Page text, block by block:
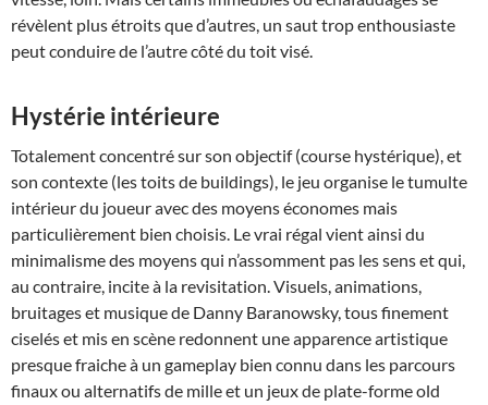
révèlent plus étroits que d’autres, un saut trop enthousiaste
peut conduire de l’autre côté du toit visé.
Hystérie intérieure
Totalement concentré sur son objectif (course hystérique), et
son contexte (les toits de buildings), le jeu organise le tumulte
intérieur du joueur avec des moyens économes mais
particulièrement bien choisis. Le vrai régal vient ainsi du
minimalisme des moyens qui n’assomment pas les sens et qui,
au contraire, incite à la revisitation. Visuels, animations,
bruitages et musique de Danny Baranowsky, tous finement
ciselés et mis en scène redonnent une apparence artistique
presque fraiche à un gameplay bien connu dans les parcours
finaux ou alternatifs de mille et un jeux de plate-forme old